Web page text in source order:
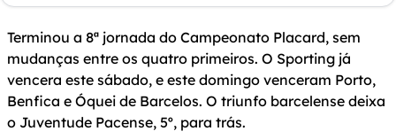
Terminou a 8ª jornada do Campeonato Placard, sem
mudanças entre os quatro primeiros. O Sporting já
vencera este sábado, e este domingo venceram Porto,
Benfica e Óquei de Barcelos. O triunfo barcelense deixa
o Juventude Pacense, 5º, para trás.